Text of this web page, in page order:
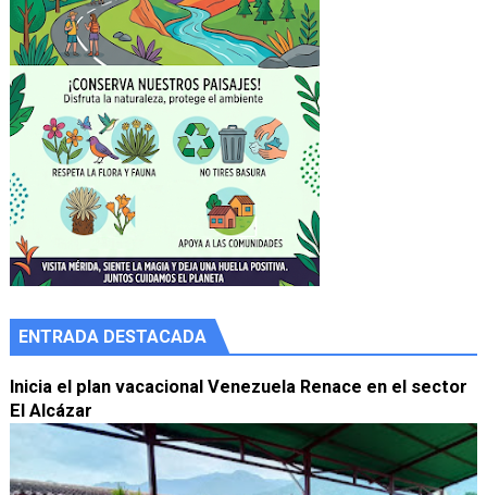
ENTRADA DESTACADA
Inicia el plan vacacional Venezuela Renace en el sector
El Alcázar